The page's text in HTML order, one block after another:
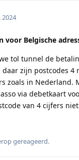
2024
voor Belgische
tol tunnel de
daar zijn postcodes 4
zoals in Nederland.
via debetkaart
van 4 cijfers
gereageerd.